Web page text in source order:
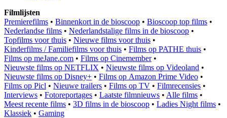
Filmlijsten
Premierefilms • Binnenkort in de bioscoop • Bioscoop top films •
Nederlandse films • Nederlandstalige films in de bioscoop •
Topfilms voor thuis • Nieuwe films voor thuis •
Kinderfilms / Familiefilms voor thuis • Films op PATHE thuis •
Films op meJane.com • Films op Cinemember•
Nieuwste films op NETFLIX • Nieuwste films op Videoland •
Nieuwste films op Disney+ • Films op Amazon Prime Video •
Films op Picl • Nieuwe trailers • Films op TV • Filmrecensies •
Interviews • Fotoreportages • Laatste filmnieuws • Alle films •
Meest recente films • 3D films in de bioscoop • Ladies Night films •
Klassiek • Gaming